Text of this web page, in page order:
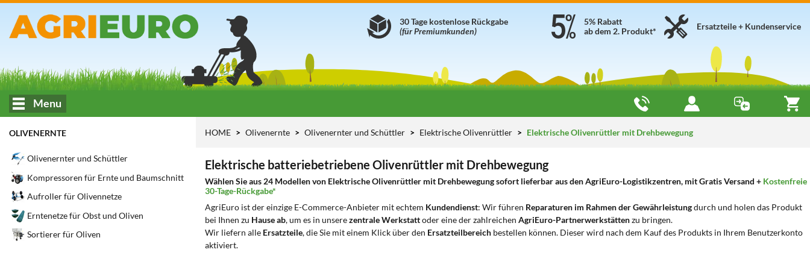
Ersatzteile + Kundenservice
5% Rabatt
ab dem 2. Produkt*
30 Tage kostenlose Rückgabe
(für Premiumkunden)
Menu
OLIVENERNTE
Olivenernter und Schüttler
Kompressoren für Ernte und Baumschnitt
Aufroller für Olivennetze
Erntenetze für Obst und Oliven
Sortierer für Oliven
HOME Olivenernte Olivenernter und Schüttler Elektrische Olivenrüttler Elektrische Olivenrüttler mit Drehbewegung
Elektrische batteriebetriebene Olivenrüttler mit Drehbewegung
Wählen Sie aus 24 Modellen von Elektrische Olivenrüttler mit Drehbewegung sofort lieferbar aus den AgriEuro-Logistikzentren, mit Gratis Versand + Kostenfreie
30-Tage-Rückgabe*
AgriEuro ist der einzige E-Commerce-Anbieter mit echtem Kundendienst: Wir führen Reparaturen im Rahmen der Gewährleistungdurch und holen das Produkt
bei Ihnen zu Hause ab, um es in unserezentrale Werkstattoder eine der zahlreichen AgriEuro-Partnerwerkstättenzu bringen.
Wir liefern alle Ersatzteile, die Sie mit einem Klick über den Ersatzteilbereich bestellen können. Dieser wird nach dem Kauf des Produkts in Ihrem Benutzerkonto
aktiviert.